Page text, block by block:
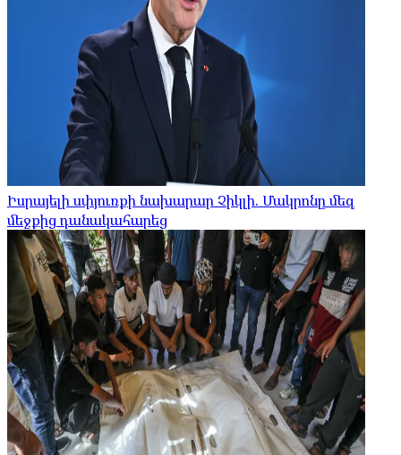
Իսրայելի սփյուռքի նախարար Չիկլի. Մակրոնը մեզ
մեջքից դանակահարեց